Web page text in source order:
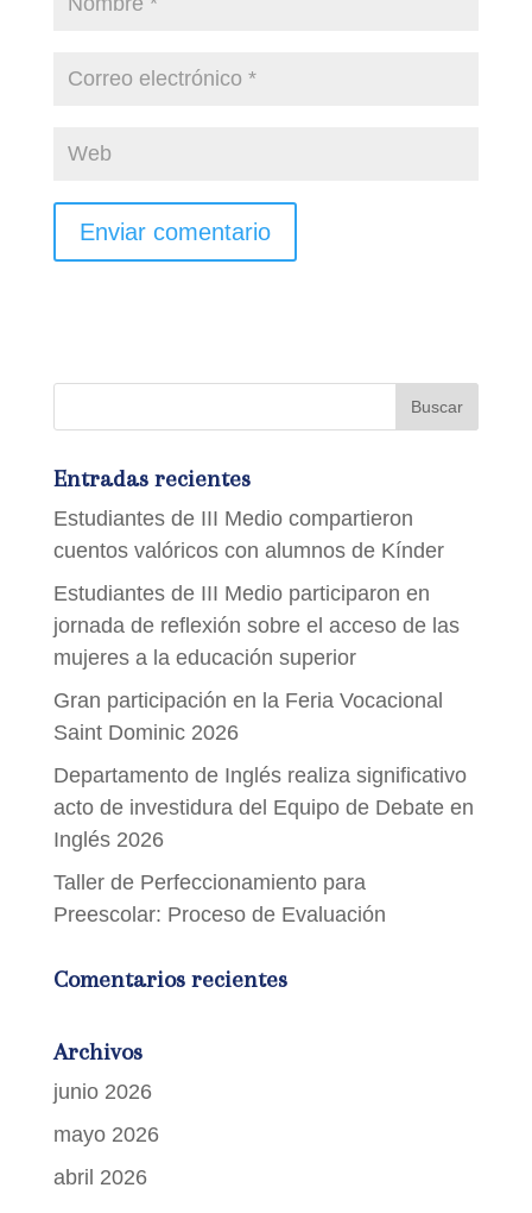
Entradas recientes
Estudiantes de III Medio compartieron
cuentos valóricos con alumnos de Kínder
Estudiantes de III Medio participaron en
jornada de reflexión sobre el acceso de las
mujeres a la educación superior
Gran participación en la Feria Vocacional
Saint Dominic 2026
Departamento de Inglés realiza significativo
acto de investidura del Equipo de Debate en
Inglés 2026
Taller de Perfeccionamiento para
Preescolar: Proceso de Evaluación
Comentarios recientes
Archivos
junio 2026
mayo 2026
abril 2026